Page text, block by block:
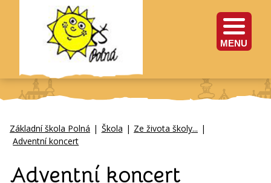
MENU
Základní škola Polná | Škola | Ze života školy... |
Adventní koncert
Adventní koncert